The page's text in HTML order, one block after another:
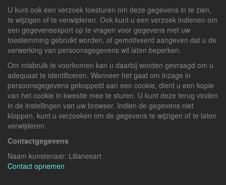
U kunt ook een verzoek toesturen om deze gegevens in te zien,
te wijzigen of te verwijderen. Ook kunt u een verzoek indienen om
een gegevensexport op te vragen voor gegevens met uw
toestemming gebruikt worden, of gemotiveerd aangeven dat u de
verwerking van persoonsgegevens wil laten beperken.
Om misbruik te voorkomen kan u daarbij worden gevraagd om u
adequaat te identificeren. Wanneer het gaat om inzage in
persoonsgegevens gekoppeld aan een cookie, dient u een kopie
van het cookie in kwestie mee te sturen. U kunt deze terug vinden
in de instellingen van uw browser. Indien de gegevens niet
kloppen, kunt u verzoeken om de gegevens te wijzigen of te laten
verwijderen.
Contactgegevens
Naam kunstenaar: Lilianesart
Contact opnemen